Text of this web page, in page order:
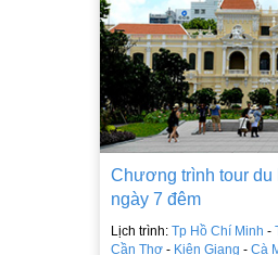
Chương trình tour du
ngày 7 đêm
Lịch trình: Tp Hồ Chí Minh -
Cần Thơ - Kiên Giang - Cà